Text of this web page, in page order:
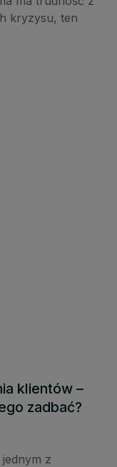
kryzysu, ten
klientów –
zadbać?
z